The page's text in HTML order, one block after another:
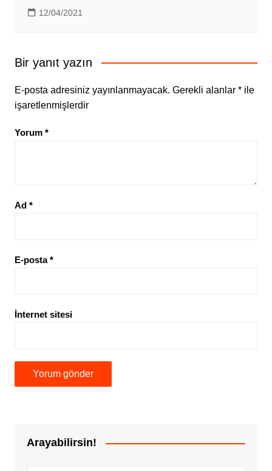
12/04/2021
Bir yanıt yazın
E-posta adresiniz yayınlanmayacak. Gerekli alanlar *ile
işaretlenmişlerdir
Yorum *
Ad *
E-posta*
İnternet sitesi
Arayabilirsin!